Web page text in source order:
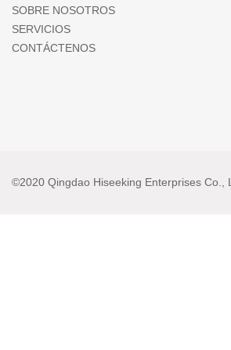
SOBRE NOSOTROS
SERVICIOS
CONTÁCTENOS
©2020 Qingdao Hiseeking Enterprises Co.,